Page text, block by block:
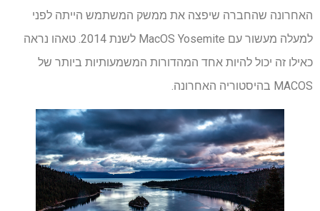
האחרונה שהחברה שיפצה את ממשק המשתמש הייתה לפני
למעלה מעשור עם MacOS Yosemite לשנת 2014. טאהו נראה
כאילו זה יכול להיות אחד המהדורות המשמעותיות ביותר של
MACOS בהיסטוריה האחרונה.